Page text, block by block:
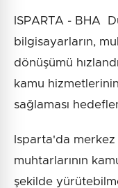
ISPARTA - BHA
bilgisayarların,
dönüşümü
kamu
sağlaması
Isparta'da
muhtarlarının
şekilde